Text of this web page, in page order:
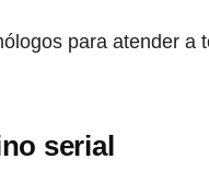
para atender
serial